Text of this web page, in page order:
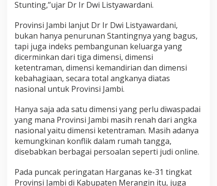
Stunting,’’ujar Dr Ir Dwi Listyawardani.
Provinsi Jambi lanjut Dr Ir Dwi Listyawardani,
bukan hanya penurunan Stantingnya yang bagus,
tapi juga indeks pembangunan keluarga yang
dicerminkan dari tiga dimensi, dimensi
ketentraman, dimensi kemandirian dan dimensi
kebahagiaan, secara total angkanya diatas
nasional untuk Provinsi Jambi.
Hanya saja ada satu dimensi yang perlu diwaspadai
yang mana Provinsi Jambi masih renah dari angka
nasional yaitu dimensi ketentraman. Masih adanya
kemungkinan konflik dalam rumah tangga,
disebabkan berbagai persoalan seperti judi online.
Pada puncak peringatan Harganas ke-31 tingkat
Provinsi Jambi di Kabupaten Merangin itu, juga